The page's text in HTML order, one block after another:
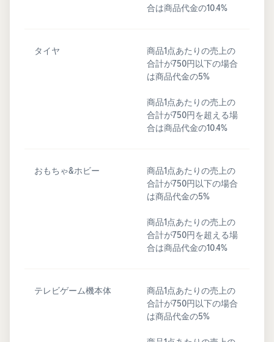
合は商品代金の10.4%
タイヤ
商品1点あたりの売上の
合計が750円以下の場合
は商品代金の5%
商品1点あたりの売上の
合計が750円を超える場
合は商品代金の10.4%
おもちゃ&ホビー
商品1点あたりの売上の
合計が750円以下の場合
は商品代金の5%
商品1点あたりの売上の
合計が750円を超える場
合は商品代金の10.4%
テレビゲーム機本体
商品1点あたりの売上の
合計が750円以下の場合
は商品代金の5%